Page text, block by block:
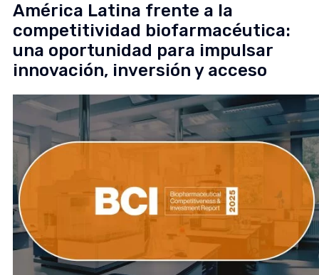
América Latina frente a la
competitividad biofarmacéutica:
una oportunidad para impulsar
innovación, inversión y acceso